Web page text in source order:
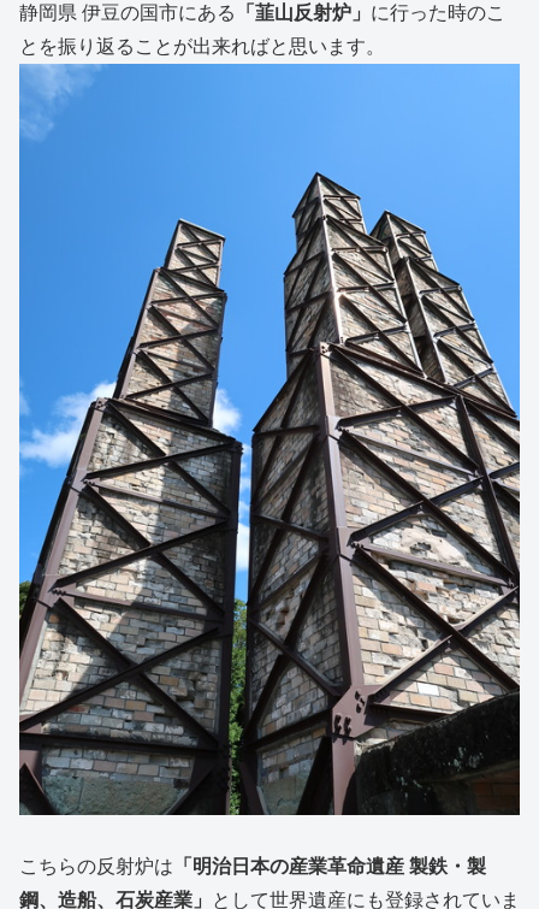
静岡県 伊豆の国市にある
「韮山反射炉」 に行った時のこ
とを振り返ることが出来ればと思います。
こちらの反射炉は 「明治日本の産業革命遺産 製鉄・製
鋼、造船、石炭産業」
として世界遺産にも登録されていま